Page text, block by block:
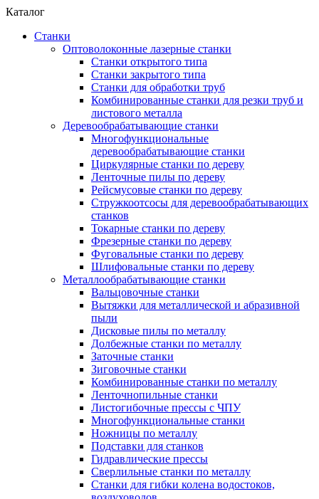
Каталог
Станки
Оптоволоконные лазерные станки
Станки открытого типа
Станки закрытого типа
Станки для обработки труб
Комбинированные станки для резки труб и
листового металла
Деревообрабатывающие станки
Многофункциональные
деревообрабатывающие станки
Циркулярные станки по дереву
Ленточные пилы по дереву
Рейсмусовые станки по дереву
Стружкоотсосы для деревообрабатывающих
станков
Токарные станки по дереву
Фрезерные станки по дереву
Фуговальные станки по дереву
Шлифовальные станки по дереву
Металлообрабатывающие станки
Вальцовочные станки
Вытяжки для металлической и абразивной
пыли
Дисковые пилы по металлу
Долбежные станки по металлу
Заточные станки
Зиговочные станки
Комбинированные станки по металлу
Ленточнопильные станки
Листогибочные прессы с ЧПУ
Многофункциональные станки
Ножницы по металлу
Подставки для станков
Гидравлические прессы
Сверлильные станки по металлу
Станки для гибки колена водостоков,